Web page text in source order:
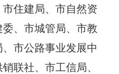
住建局、市自然资
、市城管局、市教
市公路事业发展中
联社、市工信局、